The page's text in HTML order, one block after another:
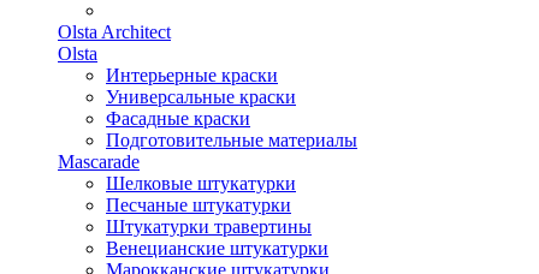
Olsta Architect
Olsta
Интерьерные краски
Универсальные краски
Фасадные краски
Подготовительные материалы
Mascarade
Шелковые штукатурки
Песчаные штукатурки
Штукатурки травертины
Венецианские штукатурки
Марокканские штукатурки